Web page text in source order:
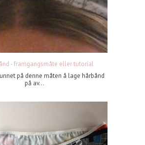
- framgangsmåte eller tutorial
på denne måten å lage hårbånd
på av...